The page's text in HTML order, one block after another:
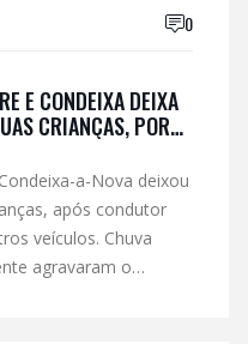
0
E CONDEIXA DEIXA
CRIANÇAS, POR
a-Nova deixou
após condutor
veículos. Chuva
agravaram o